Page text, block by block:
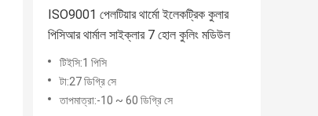
ISO9001 পেলটিয়ার থার্মো ইলেকট্রিক কুলার
পিসিআর থার্মাল সাইক্লার 7 হোল কুলিং মডিউল
টিইসি:1 পিসি
টা:27 ডিগ্রি সে
তাপমাত্রা:-10 ~ 60 ডিগ্রি সে